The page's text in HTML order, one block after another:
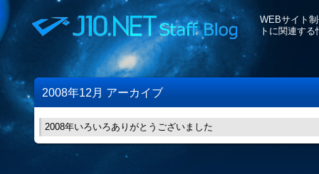
WEBサイト
トに関連す
2008年12月 アーカイブ
2008年いろいろありがとうございました